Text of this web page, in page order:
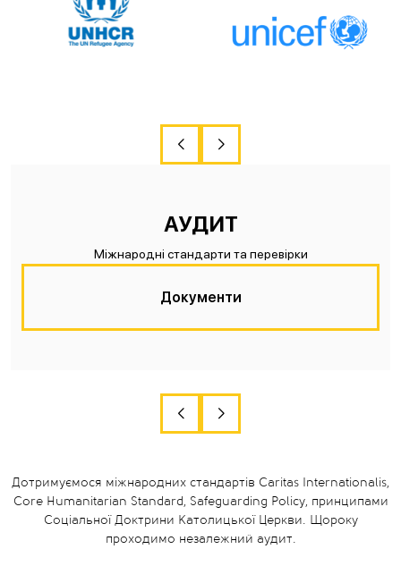
АУДИТ
Міжнародні стандарти та перевірки
Документи
Дотримуємося міжнародних стандартів Caritas Internationalis,
Core Humanitarian Standard, Safeguarding Policy, принципами
Соціальної Доктрини Католицької Церкви. Щороку
проходимо незалежний аудит.